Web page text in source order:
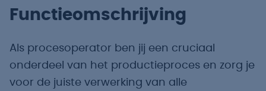
Functieomschrijving
Als procesoperator ben jij een cruciaal
onderdeel van het productieproces en zorg je
voor de juiste verwerking van alle